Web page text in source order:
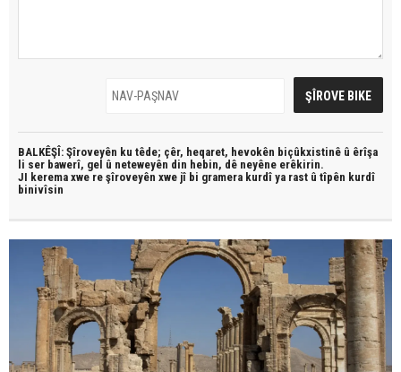
BALKÊŞÎ: Şîroveyên ku têde; çêr, heqaret, hevokên biçûkxistinê û êrîşa
li ser bawerî, gel û neteweyên din hebin, dê neyêne erêkirin.
JI kerema xwe re şîroveyên xwe jî bi gramera kurdî ya rast û tîpên kurdî
binivîsin